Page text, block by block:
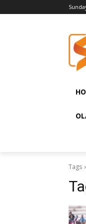
Tags